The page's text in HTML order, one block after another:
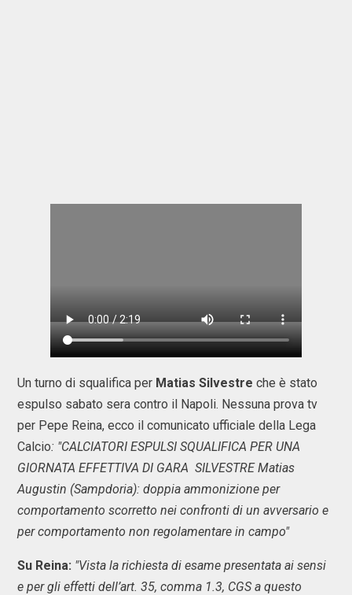
Un turno di squalifica per Matias Silvestre che è stato
espulso sabato sera contro il Napoli. Nessuna prova tv
per Pepe Reina, ecco il comunicato ufficiale della Lega
Calcio: "CALCIATORI ESPULSI SQUALIFICA PER UNA
GIORNATA EFFETTIVA DI GARA SILVESTRE Matias
Augustin (Sampdoria): doppia ammonizione per
comportamento scorretto nei confronti di un avversario e
per comportamento non regolamentare in campo"
Su Reina: "Vista la richiesta di esame presentata ai sensi
e per gli effetti dell’art. 35, comma 1.3, CGS a questo